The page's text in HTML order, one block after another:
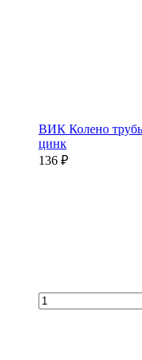
ВИК Колено
цинк
136 ₽